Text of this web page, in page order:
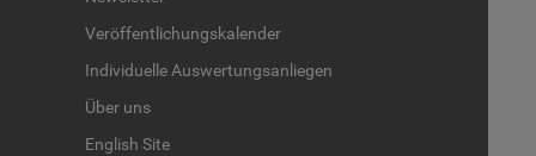
Ver­öf­fent­li­chungs­ka­len­der
In­di­vi­du­el­le Aus­wer­tungs­an­lie­gen
Über uns
English Site